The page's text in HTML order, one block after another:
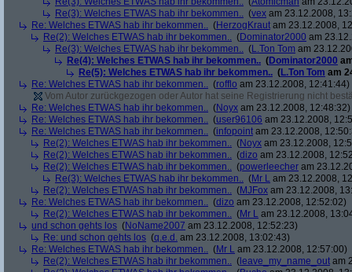
Re(3): Welches ETWAS hab ihr bekommen.. (vex am 23.12.2008,
Re: Welches ETWAS hab ihr bekommen.. (HerzogKraut am 23.12.2008,
Re(2): Welches ETWAS hab ihr bekommen.. (Dominator2000 am
Re(3): Welches ETWAS hab ihr bekommen.. (L.Ton Tom am
Re(4): Welches ETWAS hab ihr bekommen.. (Dominator2000
Re(5): Welches ETWAS hab ihr bekommen.. (L.Ton Tom am
Re: Welches ETWAS hab ihr bekommen.. (rofflo am 23.12.2008, 12:41:44)
Vom Autor zurückgezogen oder Autor hat seine Registrierung nicht
Re: Welches ETWAS hab ihr bekommen.. (Noyx am 23.12.2008, 12:48:32)
Re: Welches ETWAS hab ihr bekommen.. (user96106 am 23.12.2008,
Re: Welches ETWAS hab ihr bekommen.. (infopoint am 23.12.2008,
Re(2): Welches ETWAS hab ihr bekommen.. (Noyx am 23.12.2008,
Re(2): Welches ETWAS hab ihr bekommen.. (dizo am 23.12.2008,
Re(2): Welches ETWAS hab ihr bekommen.. (powerleecher am
Re(3): Welches ETWAS hab ihr bekommen.. (Mr L am 23.12.2008,
Re(2): Welches ETWAS hab ihr bekommen.. (MJFox am 23.12.2008,
Re: Welches ETWAS hab ihr bekommen.. (dizo am 23.12.2008, 12:52:02)
Re(2): Welches ETWAS hab ihr bekommen.. (Mr L am 23.12.2008,
und schon gehts los (NoName2007 am 23.12.2008, 12:52:23)
Re: und schon gehts los (q.e.d. am 23.12.2008, 13:02:43)
Re: Welches ETWAS hab ihr bekommen.. (Mr L am 23.12.2008, 12:57:00)
Re(2): Welches ETWAS hab ihr bekommen.. ( leave_my_name_out am